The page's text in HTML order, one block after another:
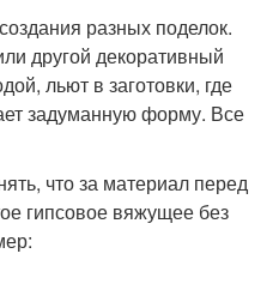
разных поделок.
другой декоративный
льют в заготовки, где
задуманную форму. Все
что за материал перед
гипсовое вяжущее без